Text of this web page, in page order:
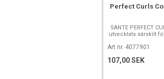
Perfect Curls
SANTE PERFECT
utvecklats särskilt
Art nr. 4077901
107,00 SEK